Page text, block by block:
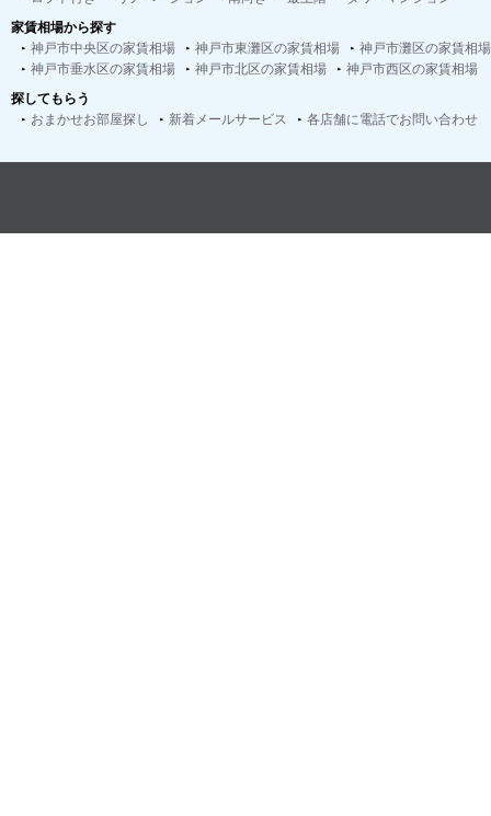
家賃相場から探す
神戸市中央区の家賃相場
神戸市東灘区の家賃相場
神戸市灘区の家賃相場
神戸市垂水区の家賃相場
神戸市北区の家賃相場
神戸市西区の家賃相場
探してもらう
おまかせお部屋探し
新着メールサービス 各店舗に電話でお問い合わせ